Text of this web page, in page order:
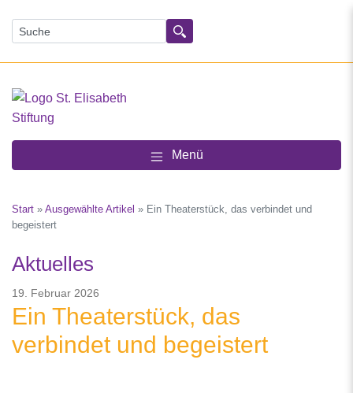
Suchen
Menü
Start » Ausgewählte Artikel » Ein Theaterstück, das verbindet und
begeistert
Aktuelles
19. Februar 2026
Ein Theaterstück, das
verbindet und begeistert